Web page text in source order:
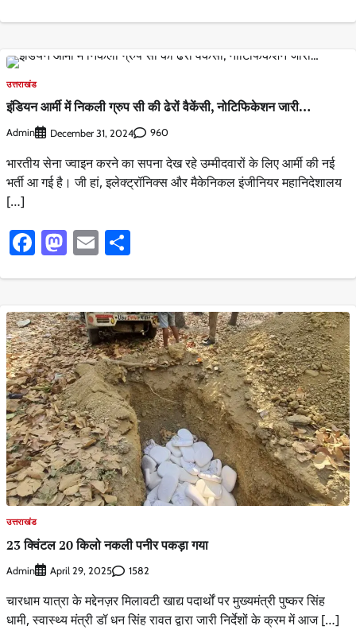
उत्तराखंड
इंडियन आर्मी में निकली ग्रुप सी की ढेरों वैकेंसी, नोटिफिकेशन जारी…
Admin December 31, 2024 960
भारतीय सेना ज्वाइन करने का सपना देख रहे उम्मीदवारों के लिए आर्मी की नई
भर्ती आ गई है। जी हां, इलेक्ट्रॉनिक्स और मैकेनिकल इंजीनियर महानिदेशालय
[…]
Facebook
Mastodon
Email
उत्तराखंड
23 क्विंटल 20 किलो नकली पनीर पकड़ा गया
Admin April 29, 2025 1582
चारधाम यात्रा के मद्देनज़र मिलावटी खाद्य पदार्थों पर मुख्यमंत्री पुष्कर सिंह
धामी, स्वास्थ्य मंत्री डॉ धन सिंह रावत द्वारा जारी निर्देशों के क्रम में आज […]